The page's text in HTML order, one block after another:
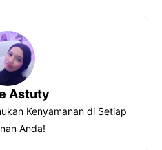
Astuty
Kenyamanan di Setiap
Anda!